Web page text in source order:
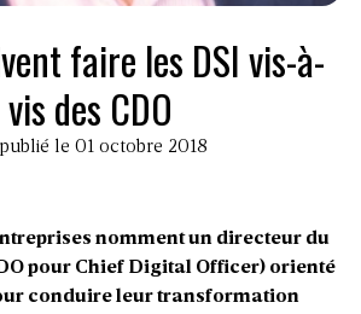
faire les DSI vis-à-
vis des CDO
le 01 octobre 2018
nomment un directeur du
pour Chief Digital Officer) orienté
conduire leur transformation